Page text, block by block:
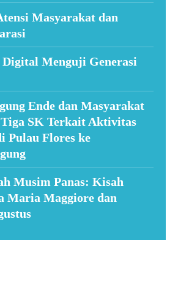
Masyarakat dan
Menguji Generasi
Ende dan Masyarakat
SK Terkait Aktivitas
Pulau Flores ke
Musim Panas: Kisah
Maria Maggiore dan